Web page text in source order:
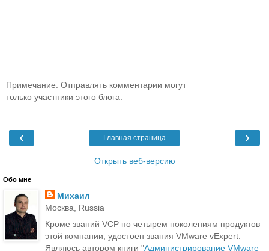
Примечание. Отправлять комментарии могут
только участники этого блога.
‹ ›
Главная страница
Открыть веб-версию
Обо мне
Михаил
Москва, Russia
Кроме званий VCP по четырем поколениям продуктов
этой компании, удостоен звания VMware vExpert.
Являюсь автором книги "Администрирование VMware